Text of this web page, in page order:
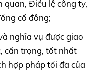
quan, Điều lệ công ty,
cổ đông;
nghĩa vụ được giao
cẩn trọng, tốt nhất
hợp pháp tối đa của